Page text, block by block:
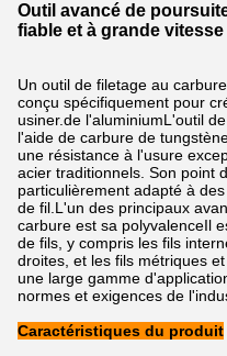
Outil avancé de
fiable et à grande vitesse
Un outil de filetage au
conçu spécifiquement pour
usiner.de l'aluminiumL'outil
l'aide de carbure de
une résistance à l'usure
acier traditionnels. Son point
particulièrement adapté à
de fil.L'un des principaux
carbure est sa polyvalenceIl
de fils, y compris les fils
droites, et les fils métriques
une large gamme
normes et exigences de
Caractéristiques du produit